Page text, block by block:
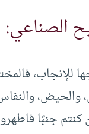
الصناعي:
والحيض،
(المائدة:6)والجنابة هي